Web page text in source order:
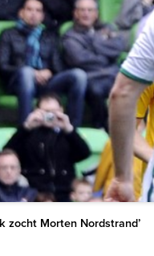
zocht Morten Nordstrand’